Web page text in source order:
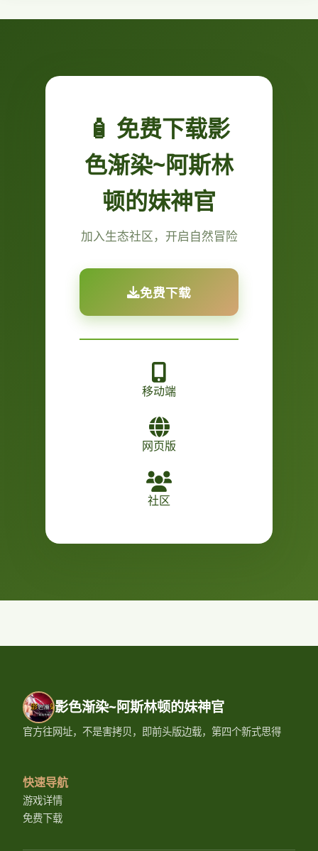
🧴 免费下载影
色渐染~阿斯林
顿的妹神官
加入生态社区，开启自然冒险
免费下载
移动端
网页版
社区
影色渐染~阿斯林顿的妹神官
官方往网址，不是害拷贝，即前头版边载，第四个新式思得
快速导航
游戏详情
免费下载